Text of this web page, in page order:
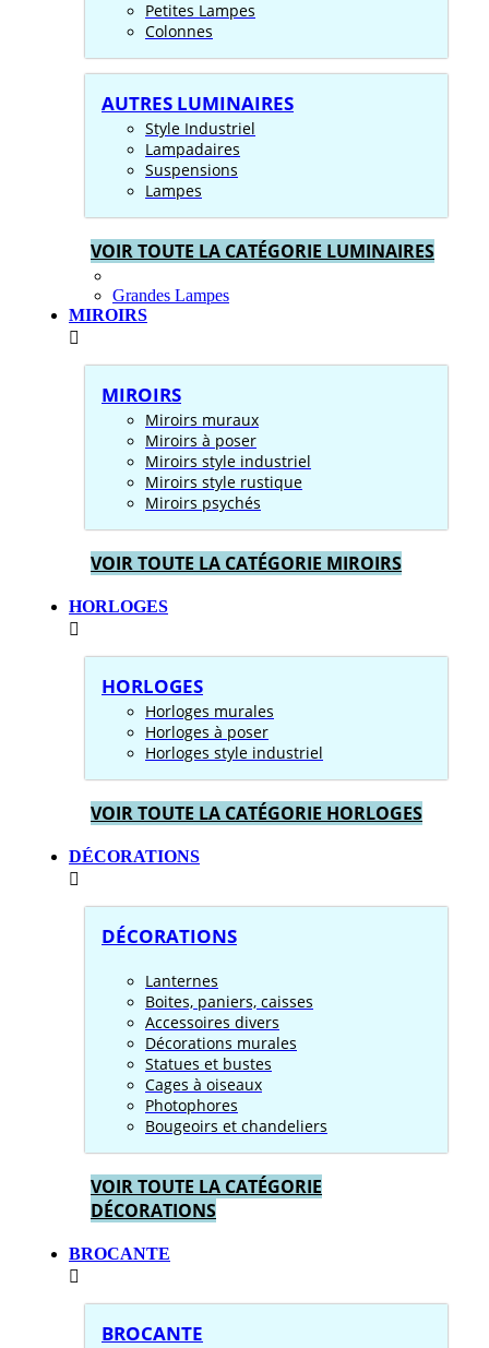
Petites Lampes
Colonnes
AUTRES LUMINAIRES
Style Industriel
Lampadaires
Suspensions
Lampes
VOIR TOUTE LA CATÉGORIE LUMINAIRES
Grandes Lampes
MIROIRS
MIROIRS
Miroirs muraux
Miroirs à poser
Miroirs style industriel
Miroirs style rustique
Miroirs psychés
VOIR TOUTE LA CATÉGORIE MIROIRS
HORLOGES
HORLOGES
Horloges murales
Horloges à poser
Horloges style industriel
VOIR TOUTE LA CATÉGORIE HORLOGES
DÉCORATIONS
DÉCORATIONS
Lanternes
Boites, paniers, caisses
Accessoires divers
Décorations murales
Statues et bustes
Cages à oiseaux
Photophores
Bougeoirs et chandeliers
VOIR TOUTE LA CATÉGORIE
DÉCORATIONS
BROCANTE
BROCANTE